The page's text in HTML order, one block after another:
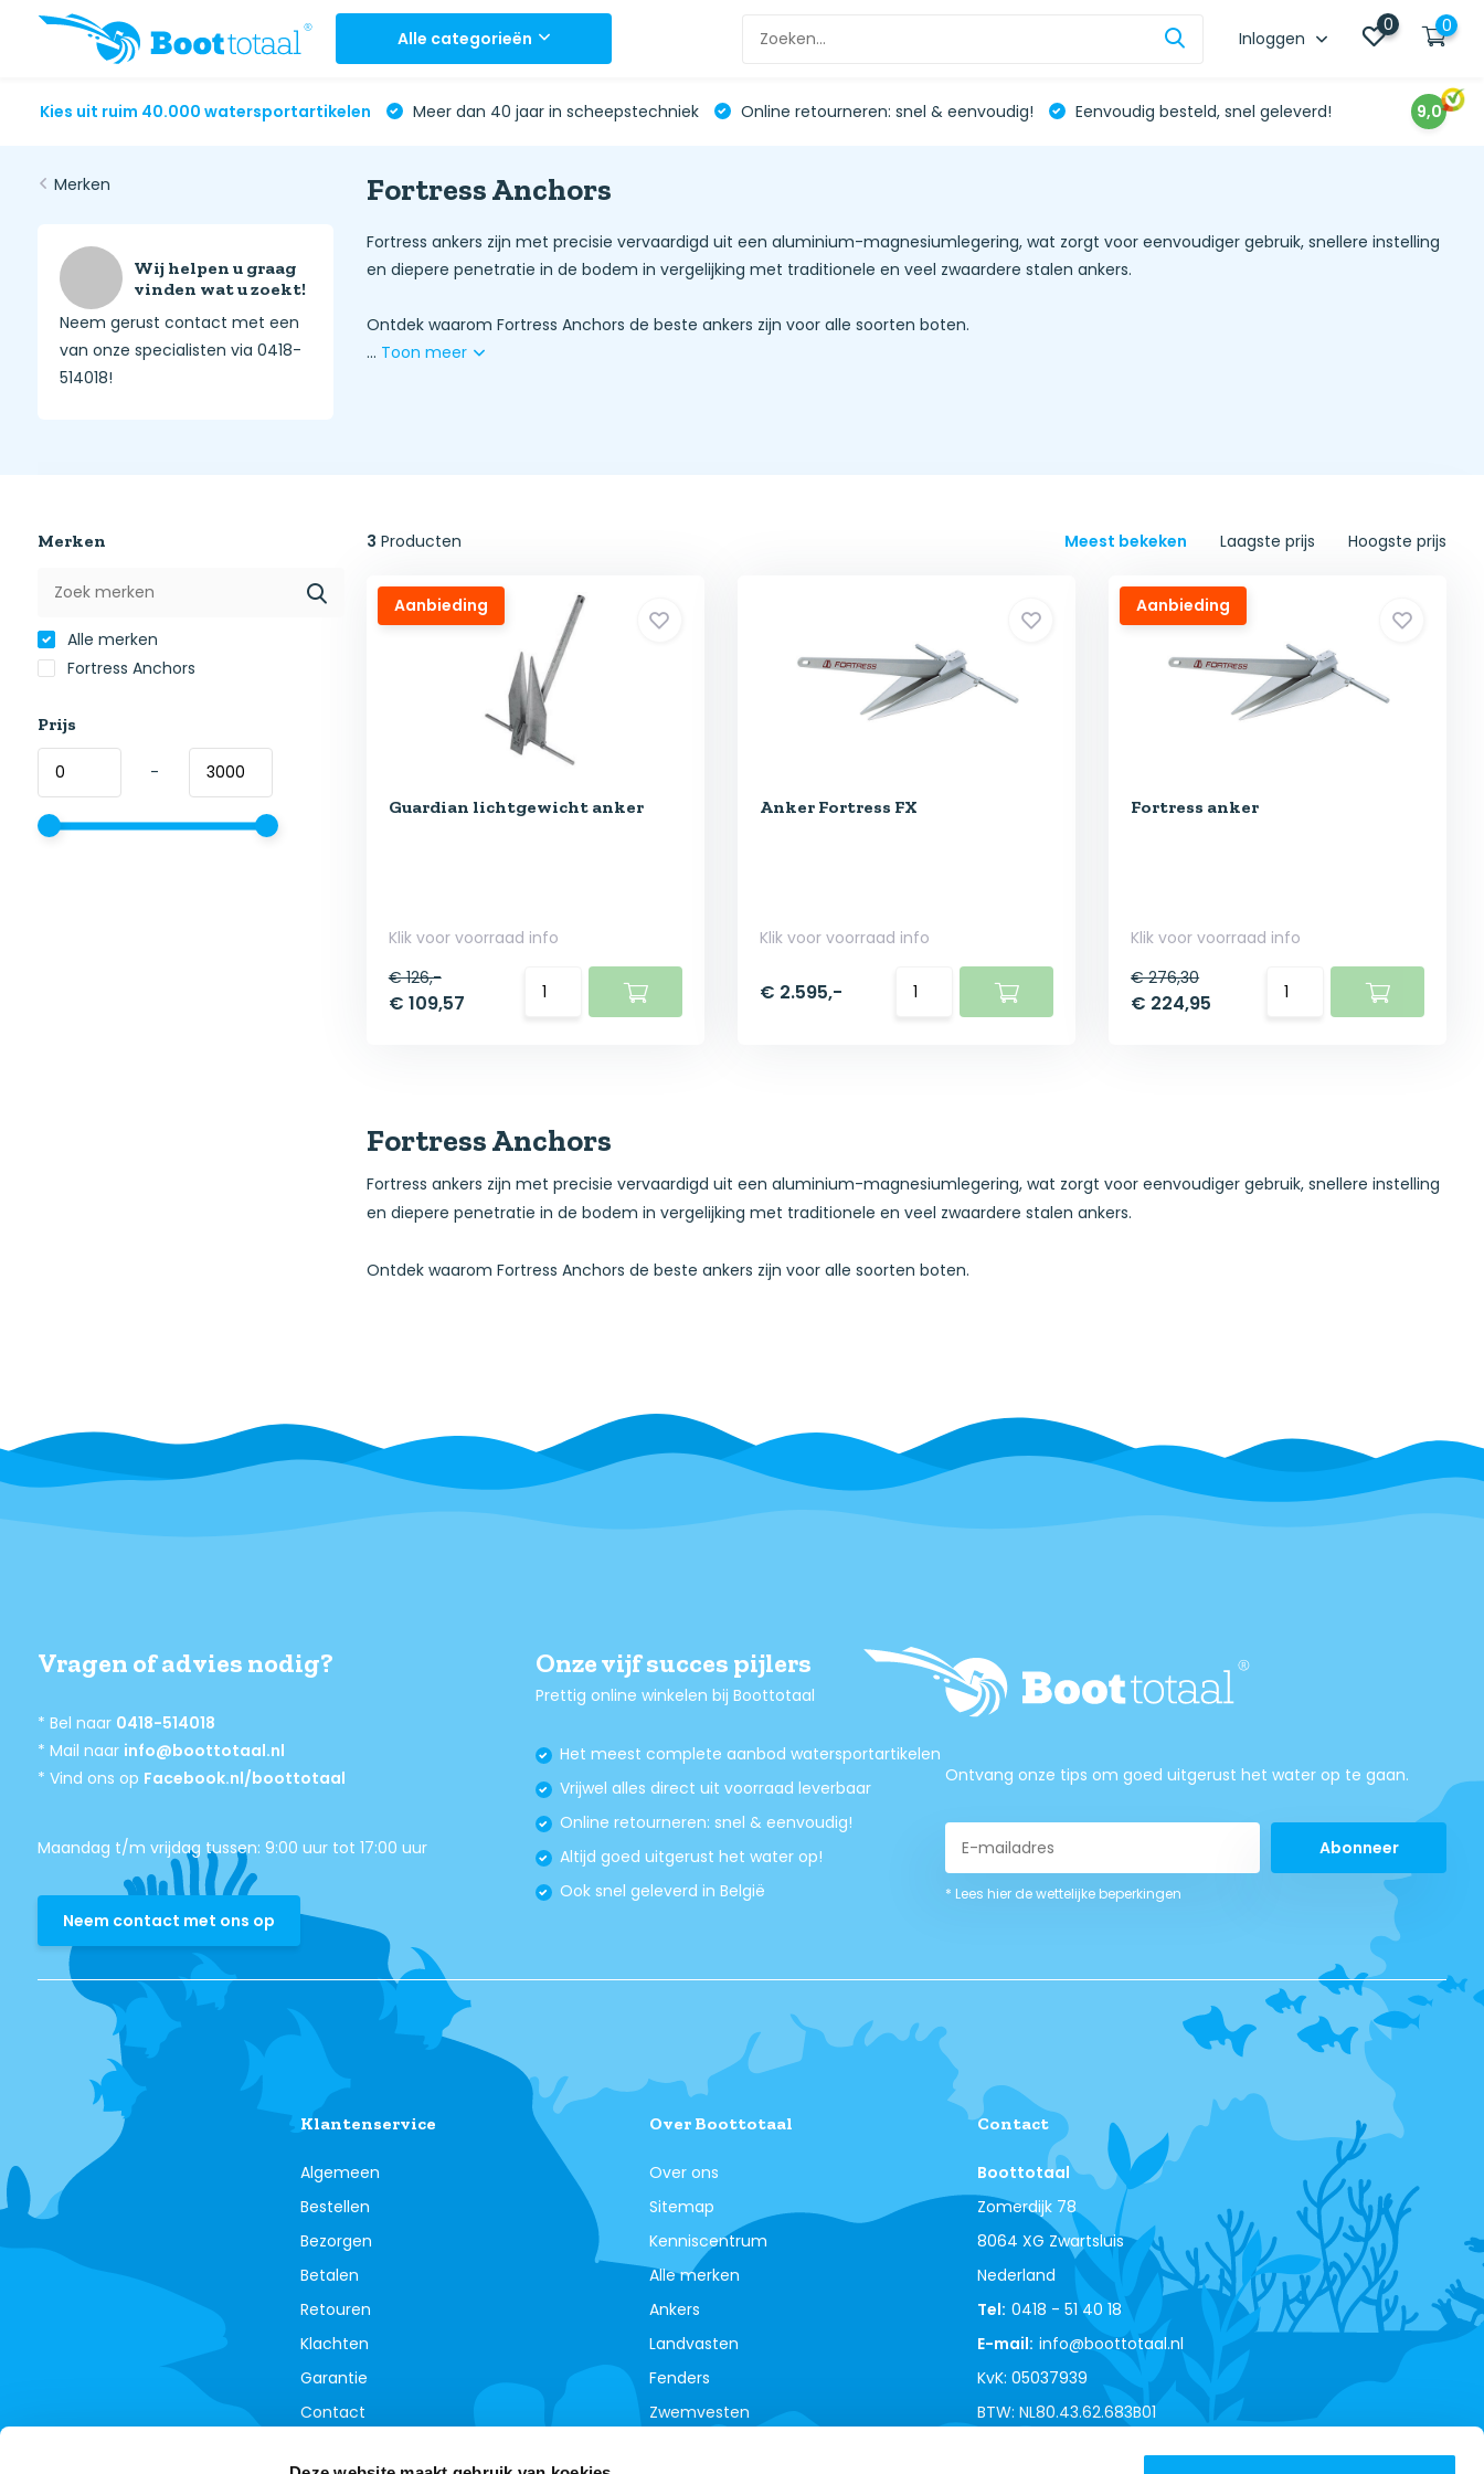
Alle categorieën Inloggen
0 0
Kies uit ruim 40.000 watersportartikelen Meer dan 40 jaar in scheepstechniek Online retourneren: snel & eenvoudig! Eenvoudig besteld, snel geleverd! 9,0
Merken
Wij helpen u graag
vinden wat u zoekt!
Neem gerust contact met een
van onze specialisten via 0418-
514018!
Fortress Anchors
Fortress ankers zijn met precisie vervaardigd uit een aluminium-magnesiumlegering, wat zorgt voor eenvoudiger gebruik, snellere instelling
en diepere penetratie in de bodem in vergelijking met traditionele en veel zwaardere stalen ankers.
Ontdek waarom Fortress Anchors de beste ankers zijn voor alle soorten boten.
... Toon meer
Merken
Alle merken
Fortress Anchors
Prijs
-
3 Producten Meest bekeken Laagste prijs Hoogste prijs
Aanbieding
Guardian lichtgewicht anker
Klik voor voorraad info
€ 126,-
€ 109,57
Anker Fortress FX
Klik voor voorraad info
€ 2.595,-
Aanbieding
Fortress anker
Klik voor voorraad info
€ 276,30
€ 224,95
Fortress Anchors
Fortress ankers zijn met precisie vervaardigd uit een aluminium-magnesiumlegering, wat zorgt voor eenvoudiger gebruik, snellere instelling
en diepere penetratie in de bodem in vergelijking met traditionele en veel zwaardere stalen ankers.
Ontdek waarom Fortress Anchors de beste ankers zijn voor alle soorten boten.
Vragen of advies nodig?
* Bel naar 0418-514018
* Mail naar info@boottotaal.nl
* Vind ons op Facebook.nl/boottotaal
Maandag t/m vrijdag tussen: 9:00 uur tot 17:00 uur
Neem contact met ons op
Onze vijf succes pijlers
Prettig online winkelen bij Boottotaal
Het meest complete aanbod watersportartikelen
Vrijwel alles direct uit voorraad leverbaar
Online retourneren: snel & eenvoudig!
Altijd goed uitgerust het water op!
Ook snel geleverd in België
Ontvang onze tips om goed uitgerust het water op te gaan.
Abonneer
* Lees hier de wettelijke beperkingen
Klantenservice
Algemeen
Bestellen
Bezorgen
Betalen
Retouren
Klachten
Garantie
Contact
Over Boottotaal
Over ons
Sitemap
Kenniscentrum
Alle merken
Ankers
Landvasten
Fenders
Zwemvesten
Contact
Boottotaal
Zomerdijk 78
8064 XG Zwartsluis
Nederland
Tel: 0418 - 51 40 18
E-mail: info@boottotaal.nl
KvK: 05037939
BTW: NL80.43.62.683B01